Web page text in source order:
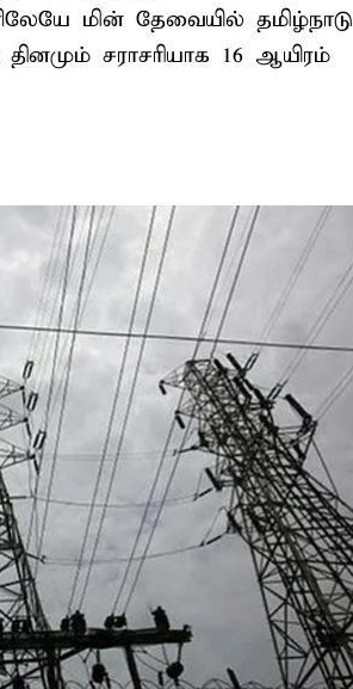
மின் தேவையில் தமிழ்நாடு
சராசரியாக 16 ஆயிரம்